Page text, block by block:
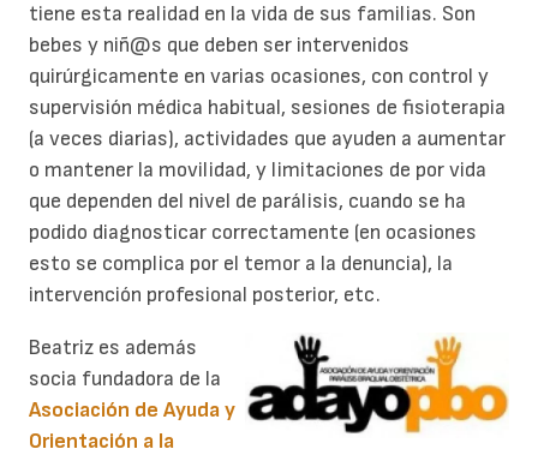
tiene esta realidad en la vida de sus familias. Son
bebes y niñ@s que deben ser intervenidos
quirúrgicamente en varias ocasiones, con control y
supervisión médica habitual, sesiones de fisioterapia
(a veces diarias), actividades que ayuden a aumentar
o mantener la movilidad, y limitaciones de por vida
que dependen del nivel de parálisis, cuando se ha
podido diagnosticar correctamente (en ocasiones
esto se complica por el temor a la denuncia), la
intervención profesional posterior, etc.
Beatriz es además
socia fundadora de la
Asociación de Ayuda y
Orientación a la